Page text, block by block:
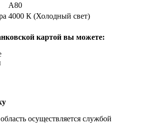
А80
4000 К (Холодный свет)
картой вы можете:
осуществляется службой